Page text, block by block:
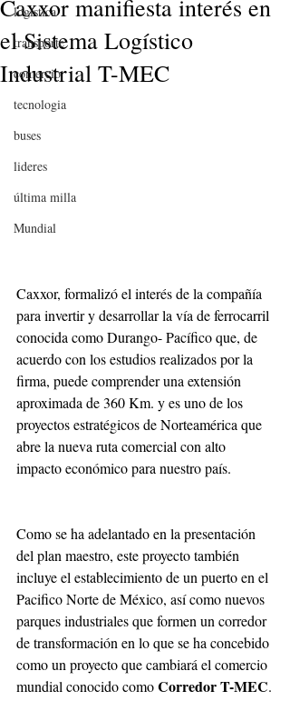
logistica
transporte
comercio
tecnologia
buses
lideres
última milla
Mundial
Caxxor manifiesta interés en
el Sistema Logístico
Industrial T-MEC
Caxxor, formalizó el interés de la compañía
para invertir y desarrollar la vía de ferrocarril
conocida como Durango- Pacífico que, de
acuerdo con los estudios realizados por la
firma, puede comprender una extensión
aproximada de 360 Km. y es uno de los
proyectos estratégicos de Norteamérica que
abre la nueva ruta comercial con alto
impacto económico para nuestro país.
Como se ha adelantado en la presentación
del plan maestro, este proyecto también
incluye el establecimiento de un puerto en el
Pacifico Norte de México, así como nuevos
parques industriales que formen un corredor
de transformación en lo que se ha concebido
como un proyecto que cambiará el comercio
mundial conocido como Corredor T-MEC.